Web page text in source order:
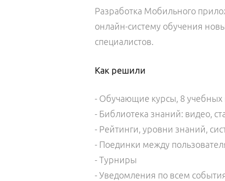
Разработка Мобильного
онлайн-систему обучения
специалистов.
Как решили
- Обучающие курсы, 8 учебных
- Библиотека знаний: видео,
- Рейтинги, уровни знаний,
- Поединки между
- Турниры
- Уведомления по всем